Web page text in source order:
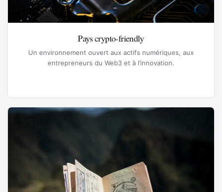
Pays crypto-friendly
Un environnement ouvert aux actifs numériques, aux
entrepreneurs du Web3 et à l’innovation.